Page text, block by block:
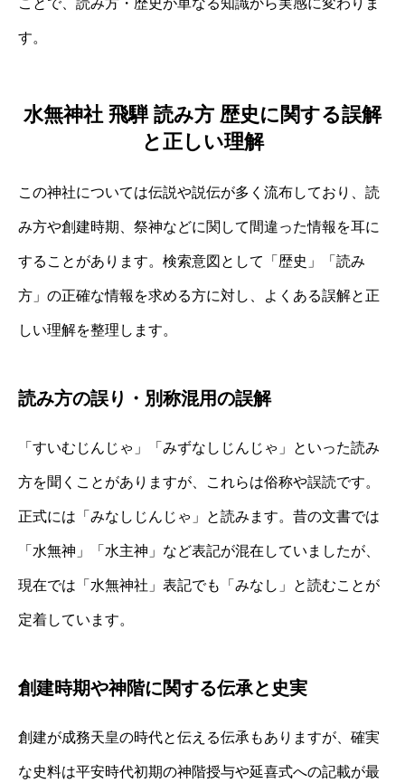
ことで、読み方・歴史が単なる知識から実感に変わりま
す。
水無神社 飛騨 読み方 歴史に関する誤解
と正しい理解
この神社については伝説や説伝が多く流布しており、読
み方や創建時期、祭神などに関して間違った情報を耳に
することがあります。検索意図として「歴史」「読み
方」の正確な情報を求める方に対し、よくある誤解と正
しい理解を整理します。
読み方の誤り・別称混用の誤解
「すいむじんじゃ」「みずなしじんじゃ」といった読み
方を聞くことがありますが、これらは俗称や誤読です。
正式には「みなしじんじゃ」と読みます。昔の文書では
「水無神」「水主神」など表記が混在していましたが、
現在では「水無神社」表記でも「みなし」と読むことが
定着しています。
創建時期や神階に関する伝承と史実
創建が成務天皇の時代と伝える伝承もありますが、確実
な史料は平安時代初期の神階授与や延喜式への記載が最